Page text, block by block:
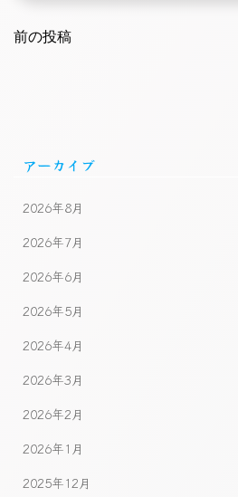
navigation
前の投稿
アーカイブ
2026年8月
2026年7月
2026年6月
2026年5月
2026年4月
2026年3月
2026年2月
2026年1月
2025年12月